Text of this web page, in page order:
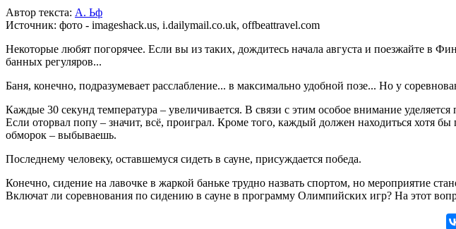
Автор текста: А. Ьф
Источник: фото - imageshack.us, i.dailymail.co.uk, offbeattravel.com
Некоторые любят погорячее. Если вы из таких, дождитесь начала августа и поезжайте в
банных регуляров...
Баня, конечно, подразумевает расслабление... в максимально удобной позе... Но у
Каждые 30 секунд температура – увеличивается. В связи с этим особое внимание
Если оторвал попу – значит, всё, проиграл. Кроме того, каждый должен находиться хотя
обморок – выбываешь.
Последнему человеку, оставшемуся сидеть в сауне, присуждается победа.
Конечно, сидение на лавочке в жаркой баньке трудно назвать спортом, но мероприятие
Включат ли соревнования по сидению в сауне в программу Олимпийских игр? На этот